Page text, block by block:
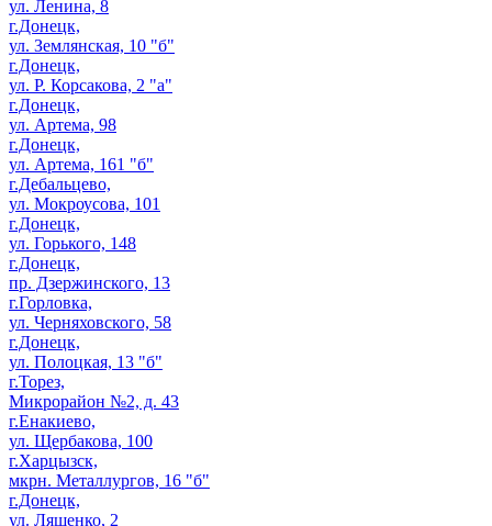
ул. Ленина, 8
г.Донецк,
ул. Землянская, 10 "б"
г.Донецк,
ул. Р. Корсакова, 2 "а"
г.Донецк,
ул. Артема, 98
г.Донецк,
ул. Артема, 161 "б"
г.Дебальцево,
ул. Мокроусова, 101
г.Донецк,
ул. Горького, 148
г.Донецк,
пр. Дзержинского, 13
г.Горловка,
ул. Черняховского, 58
г.Донецк,
ул. Полоцкая, 13 "б"
г.Торез,
Микрорайон №2, д. 43
г.Енакиево,
ул. Щербакова, 100
г.Харцызск,
мкрн. Металлургов, 16 "б"
г.Донецк,
ул. Ляшенко, 2